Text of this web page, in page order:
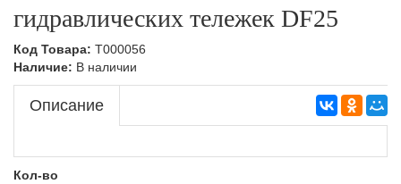
гидравлических тележек DF25
Код Товара: T000056
Наличие: В наличии
Описание
Кол-во